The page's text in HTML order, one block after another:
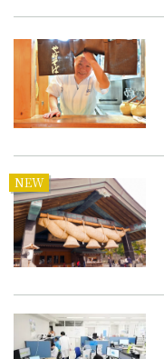
NEW